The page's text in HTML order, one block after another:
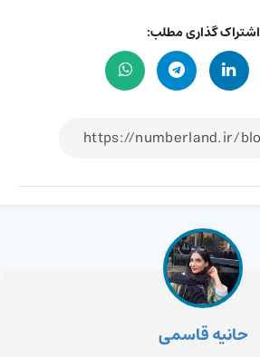
اشتراک گذاری مطلب:
حانیه قاسمی